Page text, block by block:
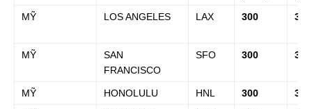
MỸ LOS ANGELES LAX 300 300
MỸ
SAN
FRANCISCO
SFO 300 300
MỸ HONOLULU HNL 300 300